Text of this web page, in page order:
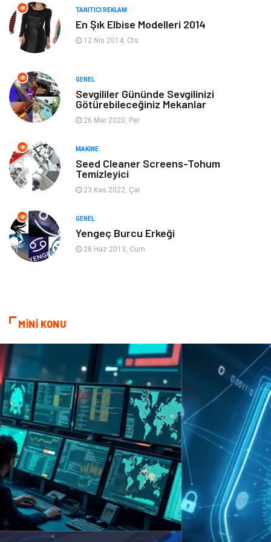
Ev Dekorasyon Organizasyon
Anne & Çocuk Genel Kültür
Ev İşleri
Gençlik & Eğlence
Mobilya
Evlilik Rehberi
Astroloji Keyfinizi Kaçırmayın
Sigorta Çadır
Yazı Tahtaları Pet Malzemeleri
TANITICI REKLAM
En Şık Elbise Modelleri 2014
12 Nis 2014, Cts
GENEL
Sevgililer Gününde Sevgilinizi
Götürebileceğiniz Mekanlar
26 Mar 2020, Per
MAKINE
Seed Cleaner Screens-Tohum
Temizleyici
23 Kas 2022, Çar
GENEL
Yengeç Burcu Erkeği
28 Haz 2013, Cum
MİNİ KONU